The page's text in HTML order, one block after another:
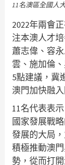
11名澳區全國人
2022年兩會
注本澳人才
蕭志偉、容
雲、施加倫
5點建議，冀
澳門加快融
11名代表表
國家發展戰
發展的大局
積極推動澳
勢，從而打